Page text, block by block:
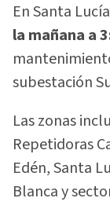
En Santa
la mañana a
subestación
Las zonas
Repetidoras
Edén, Santa
Blanca y